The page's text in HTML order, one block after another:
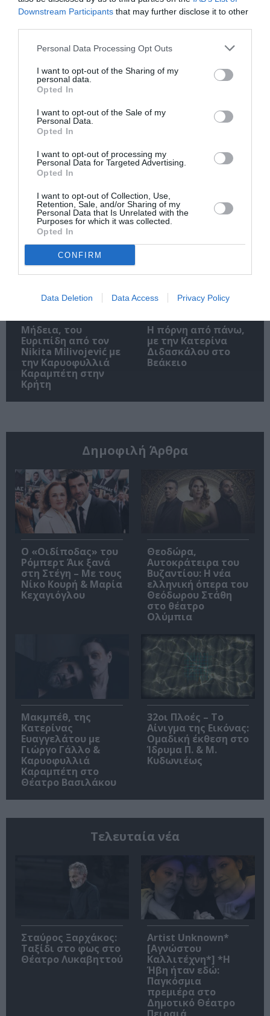
Downstream Participants that may further disclose it to other
Personal Data Processing Opt Outs
I want to opt-out of the Sharing of my
personal data.
Opted In
I want to opt-out of the Sale of my
Personal Data.
Opted In
I want to opt-out of processing my
Personal Data for Targeted Advertising.
Opted In
I want to opt-out of Collection, Use,
Retention, Sale, and/or Sharing of my
Personal Data that Is Unrelated with the
Purposes for which it was collected.
Opted In
CONFIRM
Data Deletion Data Access Privacy Policy
Σχετικά Άρθρα
Artist Unknown*
[Αγνώστου
Καλλιτέχνη*] *Η
Παγκόσμια
πρεμιέρα στο
Δημοτικό Θέατρο
Πειραιά
Ο Θάνατος και η
Κόρη, του Άριελ
Μανώλη Δούνια και
Αιμίλιου Χειλάκη
στο Θέατρο Αθηνών
Μήδεια, του
Ευριπίδη από τον
Nikita Milivojević με
την Καρυοφυλλιά
Καραμπέτη στην
Κρήτη
Η πόρνη από πάνω,
με την Κατερίνα
Διδασκάλου στο
Βεάκειο
Δημοφιλή Άρθρα
O «Οιδίποδας» του
Ρόμπερτ Άικ ξανά
στη Στέγη – Με τους
Νίκο Κουρή & Μαρία
Κεχαγιόγλου
Θεοδώρα,
Αυτοκράτειρα του
Βυζαντίου: Η νέα
ελληνική όπερα του
Θεόδωρου Στάθη
στο θέατρο
Ολύμπια
Μακμπέθ, της
Κατερίνας
Ευαγγελάτου με
Γιώργο Γάλλο &
Καρυοφυλλιά
Καραμπέτη στο
Θέατρο Βασιλάκου
32οι Πλοές – Το
Αίνιγμα της Εικόνας:
Ομαδική έκθεση στο
Ίδρυμα Π. & Μ.
Κυδωνιέως
Τελευταία νέα
Σταύρος Ξαρχάκος:
Ταξίδι στο φως στο
Θέατρο Λυκαβηττού
Artist Unknown*
[Αγνώστου
Καλλιτέχνη*] *Η
Ήβη ήταν εδώ:
Παγκόσμια
πρεμιέρα στο
Δημοτικό Θέατρο